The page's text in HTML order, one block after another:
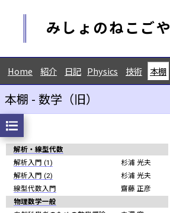
みしょのねこごや
Home 紹介 日記 Physics 技術 本棚
本棚 - 数学（旧）
解析・線型代数
解析入門 (1)
杉浦 光夫
解析入門 (2)
杉浦 光夫
線型代数入門
齋藤 正彦
物理数学一般